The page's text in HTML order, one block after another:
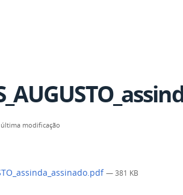
última modificação
— 381 KB